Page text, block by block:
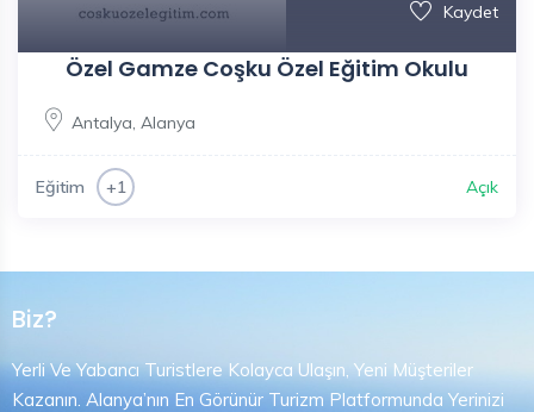
Kaydet
Özel Gamze Coşku Özel Eğitim Okulu
Antalya, Alanya
Eğitim +1 Açık
Biz?
Yerli Ve Yabancı Turistlere Kolayca Ulaşın, Yeni Müşteriler
Kazanın. Alanya’nın En Görünür Turizm Platformunda Yerinizi